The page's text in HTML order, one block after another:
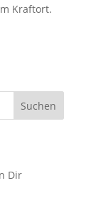
Kraftort.
Suchen
Dir